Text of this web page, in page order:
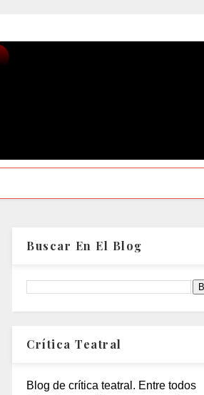
Buscar En El Blog
Crítica Teatral
Blog de crítica teatral. Entre todos